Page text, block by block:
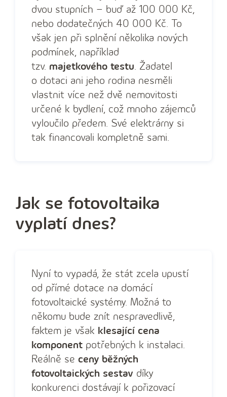
dvou stupních – buď až 100 000 Kč,
nebo dodatečných 40 000 Kč. To
však jen při splnění několika nových
podmínek, například
tzv. majetkového testu. Žadatel
o dotaci ani jeho rodina nesměli
vlastnit více než dvě nemovitosti
určené k bydlení, což mnoho zájemců
vyloučilo předem. Své elektrárny si
tak financovali kompletně sami.
Jak se fotovoltaika
vyplatí dnes?
Nyní to vypadá, že stát zcela upustí
od přímé dotace na domácí
fotovoltaické systémy. Možná to
někomu bude znít nespravedlivě,
faktem je však klesající cena
komponent potřebných k instalaci.
Reálně se ceny běžných
fotovoltaických sestav díky
konkurenci dostávají k pořizovací